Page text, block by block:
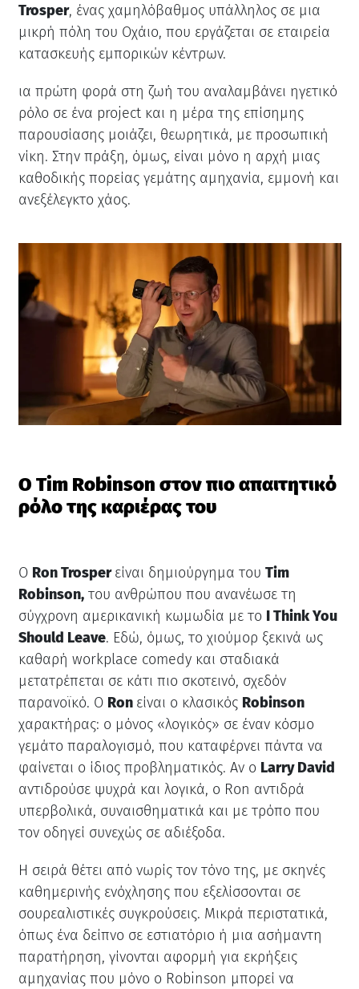
Trosper, ένας χαμηλόβαθμος υπάλληλος σε μια
μικρή πόλη του Οχάιο, που εργάζεται σε εταιρεία
κατασκευής εμπορικών κέντρων.
ια πρώτη φορά στη ζωή του αναλαμβάνει ηγετικό
ρόλο σε ένα project και η μέρα της επίσημης
παρουσίασης μοιάζει, θεωρητικά, με προσωπική
νίκη. Στην πράξη, όμως, είναι μόνο η αρχή μιας
καθοδικής πορείας γεμάτης αμηχανία, εμμονή και
ανεξέλεγκτο χάος.
Ο Tim Robinson στον πιο απαιτητικό
ρόλο της καριέρας του
Ο Ron Trosperείναι δημιούργημα του Tim
Robinson,του ανθρώπου που ανανέωσε τη
σύγχρονη αμερικανική κωμωδία με το I Think You
Should Leave. Εδώ, όμως, το χιούμορ ξεκινά ως
καθαρή workplace comedy και σταδιακά
μετατρέπεται σε κάτι πιο σκοτεινό, σχεδόν
παρανοϊκό. Ο Ron είναι ο κλασικός Robinson
χαρακτήρας: ο μόνος «λογικός» σε έναν κόσμο
γεμάτο παραλογισμό, που καταφέρνει πάντα να
φαίνεται ο ίδιος προβληματικός. Αν ο Larry David
αντιδρούσε ψυχρά και λογικά, ο Ron αντιδρά
υπερβολικά, συναισθηματικά και με τρόπο που
τον οδηγεί συνεχώς σε αδιέξοδα.
Η σειρά θέτει από νωρίς τον τόνο της, με σκηνές
καθημερινής ενόχλησης που εξελίσσονται σε
σουρεαλιστικές συγκρούσεις. Μικρά περιστατικά,
όπως ένα δείπνο σε εστιατόριο ή μια ασήμαντη
παρατήρηση, γίνονται αφορμή για εκρήξεις
αμηχανίας που μόνο ο Robinson μπορεί να